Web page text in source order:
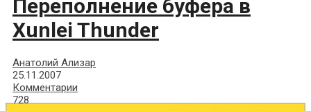
Переполнение буфера в
Xunlei Thunder
Анатолий Ализар
25.11.2007
Комментарии
728